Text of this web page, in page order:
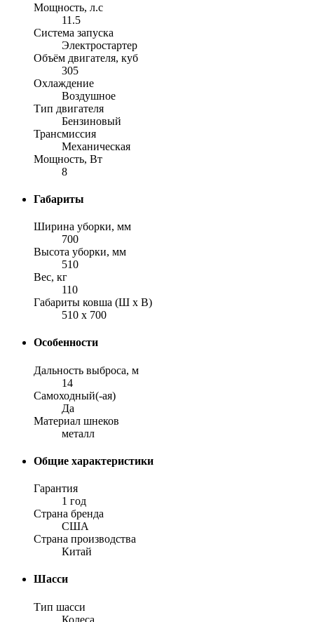
Мощность, л.с
11.5
Система запуска
Электростартер
Объём двигателя, куб
305
Охлаждение
Воздушное
Тип двигателя
Бензиновый
Трансмиссия
Механическая
Мощность, Вт
8
Габариты
Ширина уборки, мм
700
Высота уборки, мм
510
Вес, кг
110
Габариты ковша (Ш х В)
510 x 700
Особенности
Дальность выброса, м
14
Самоходный(-ая)
Да
Материал шнеков
металл
Общие характеристики
Гарантия
1 год
Страна бренда
США
Страна производства
Китай
Шасси
Тип шасси
Колеса